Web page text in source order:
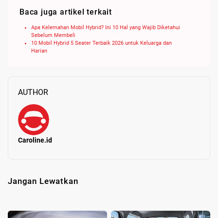
Baca juga artikel terkait
Apa Kelemahan Mobil Hybrid? Ini 10 Hal yang Wajib Diketahui
Sebelum Membeli
10 Mobil Hybrid 5 Seater Terbaik 2026 untuk Keluarga dan
Harian
AUTHOR
Caroline.id
Jangan Lewatkan